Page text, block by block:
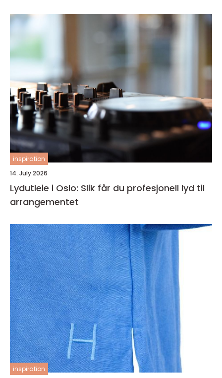
inspiration
14. July 2026
Lydutleie i Oslo: Slik får du profesjonell lyd til
arrangementet
inspiration